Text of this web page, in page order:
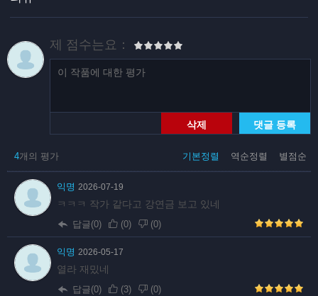
제 점수는요：
삭제 댓글 등록
기본정렬 역순정렬 별점순
4개의 평가
익명 2026-07-19
ㅋㅋㅋ 작가 같다고 강연금 보고 있네
답글(0) (0) (0)
익명 2026-05-17
열라 재밌네
답글(0) (3) (0)